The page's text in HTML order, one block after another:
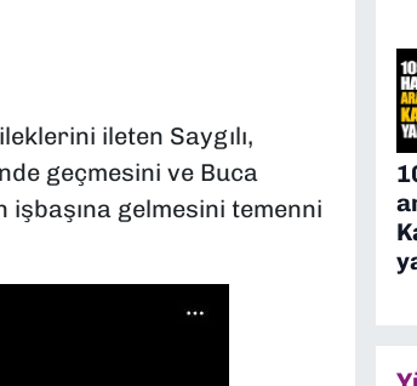
ileten Saygılı,
geçmesini ve Buca
gelmesini temenni